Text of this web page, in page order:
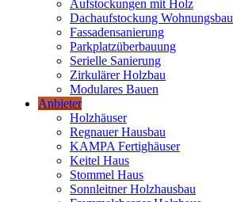
Aufstockungen mit Holz
Dachaufstockung Wohnungsbau
Fassadensanierung
Parkplatzüberbauung
Serielle Sanierung
Zirkulärer Holzbau
Modulares Bauen
Anbieter
Holzhäuser
Regnauer Hausbau
KAMPA Fertighäuser
Keitel Haus
Stommel Haus
Sonnleitner Holzhausbau